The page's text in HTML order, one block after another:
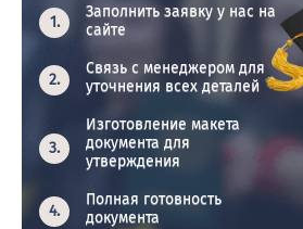
Заполнить заявку у нас на
сайте
Связь с менеджером для
уточнения всех деталей
Изготовление макета
документа для
утверждения
Полная готовность
документа